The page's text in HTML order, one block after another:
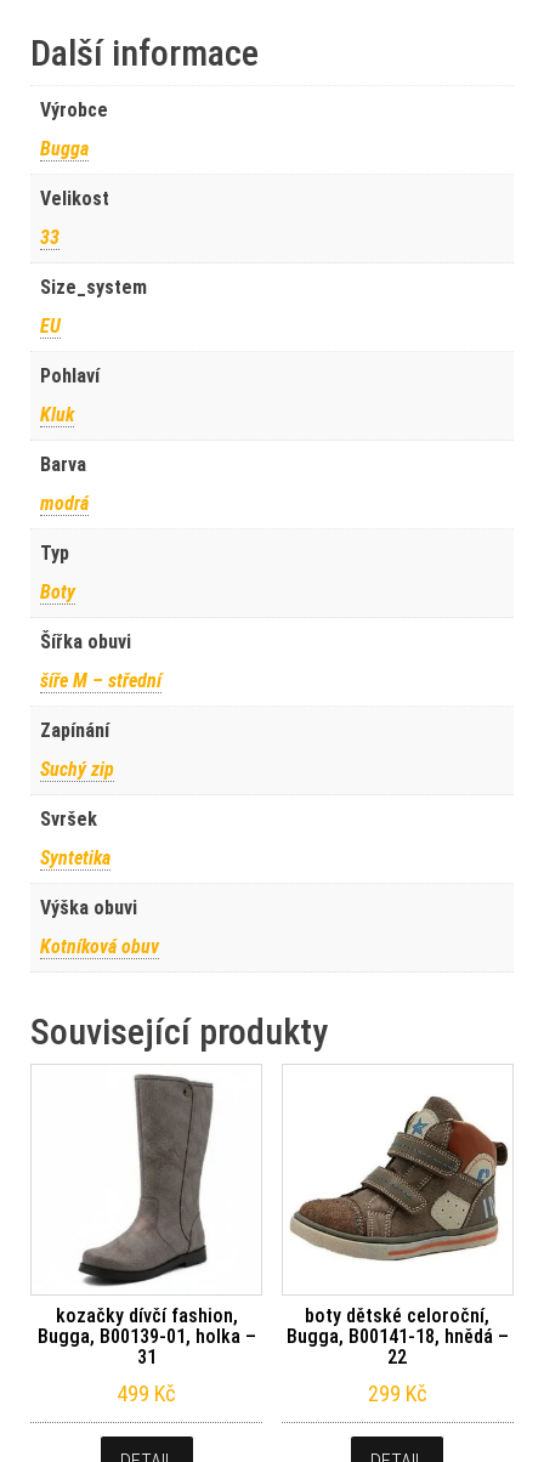
Další informace
Výrobce
Bugga
Velikost
33
Size_system
EU
Pohlaví
Kluk
Barva
modrá
Typ
Boty
Šířka obuvi
šíře M – střední
Zapínání
Suchý zip
Svršek
Syntetika
Výška obuvi
Kotníková obuv
Související produkty
kozačky dívčí fashion,
Bugga, B00139-01, holka –
31
499 Kč
boty dětské celoroční,
Bugga, B00141-18, hnědá –
22
299 Kč